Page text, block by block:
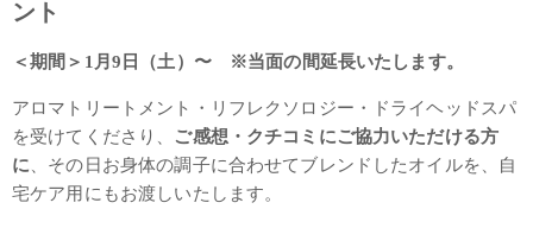
ント
＜期間＞1月9日（土）〜 ※当面の間延長いたします。
アロマトリートメント・リフレクソロジー・ドライヘッドスパ
を受けてくださり、 ご感想・クチコミにご協力いただける方
に 、その日お身体の調子に合わせてブレンドしたオイルを、自
宅ケア用にもお渡しいたします。